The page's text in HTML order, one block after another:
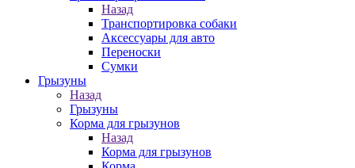
Назад
Транспортировка собаки
Аксессуары для авто
Переноски
Сумки
Грызуны
Назад
Грызуны
Корма для грызунов
Назад
Корма для грызунов